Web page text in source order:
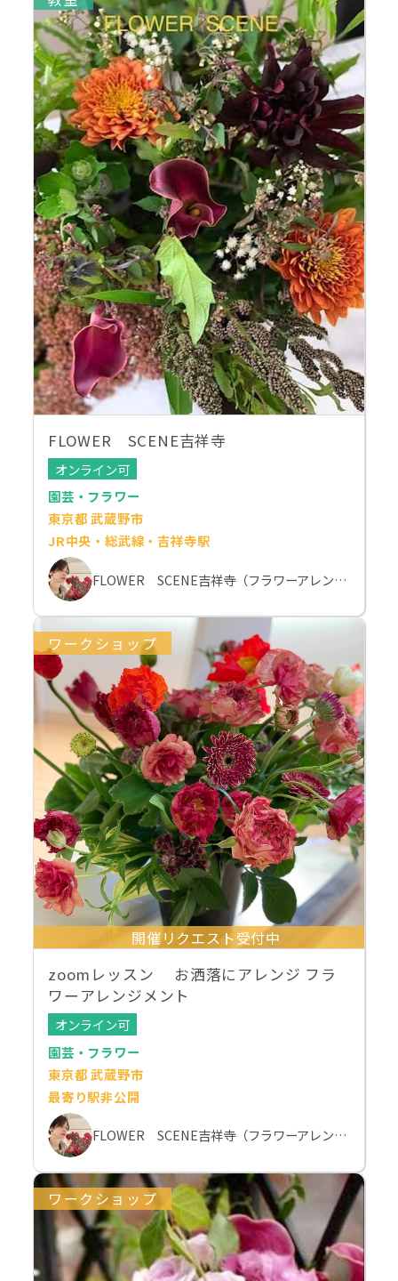
FLOWER SCENE吉祥寺
オンライン可
園芸・フラワー
東京都 武蔵野市
JR中央・総武線・吉祥寺駅
FLOWER SCENE吉祥寺（フラワーアレンジメント教室）
ワークショップ
開催リクエスト受付中
zoomレッスン お洒落にアレンジ フラ
ワーアレンジメント
オンライン可
園芸・フラワー
東京都 武蔵野市
最寄り駅非公開
FLOWER SCENE吉祥寺（フラワーアレンジメント教室）
ワークショップ